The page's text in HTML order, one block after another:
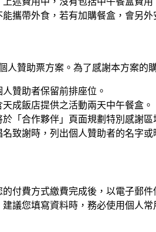
攜帶外食，若有加購餐盒，會另
人贊助票方案。為了感謝本方案的
贊助者保留前排座位。
成飯店提供之活動兩天中午餐盒。
於「合作夥伴」頁面規劃特別感謝
名致謝時，列出個人贊助者的名字或
付費方式繳費完成後，以電子郵件
議您填寫資料時，務必使用個人